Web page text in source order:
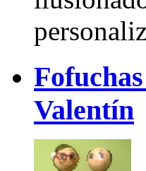
Valentín